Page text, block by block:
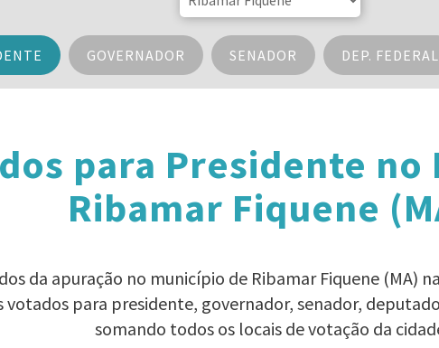
GOVERNADOR SENADOR DEP. FEDERAL
para Presidente no
Ribamar Fiquene
da apuração no município de Ribamar Fiquene (MA)
votados para presidente, governador, senador,
somando todos os locais de votação da